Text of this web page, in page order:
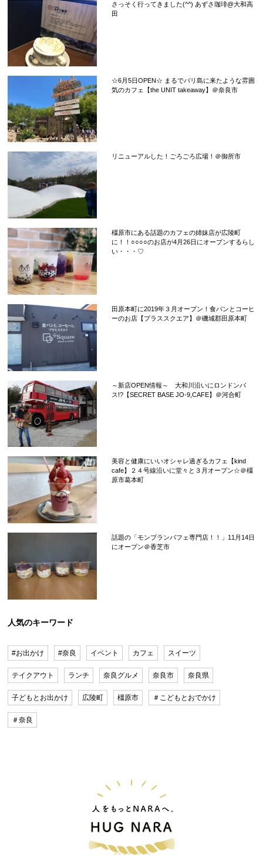
さっそく行ってきました(^^) あずさ珈琲@大和高
田
☆6月5日OPEN☆ まるでバリ島に来たような雰囲
気のカフェ【the UNIT takeaway】＠奈良市
リニューアルした！ごろごろ広場！＠御所市
橿原市にある話題のカフェの姉妹店が広陵町
に！！○○○○のお店が4月26日にオープンするらし
い・・・♡
田原本町に2019年３月オープン！食パンとコーヒ
ーのお店【プラススクエア】＠磯城郡田原本町
～新店OPEN情報～ 大和川沿いにロンドンバ
ス!?【SECRET BASE JO-9,CAFE】＠河合町
美容と健康にいいオシャレ過ぎるカフェ【kind
cafe】２４号線沿いに堂々と３月オープン☆＠橿
原市葛本町
話題の「モンブランパフェ専門店！！」11月14日
にオープン＠香芝市
人気のキーワード
#お出かけ #奈良 イベント カフェ スイーツ
テイクアウト ランチ 奈良グルメ 奈良市 奈良県
子どもとお出かけ 広陵町 橿原市 ＃こどもとおでかけ
＃奈良